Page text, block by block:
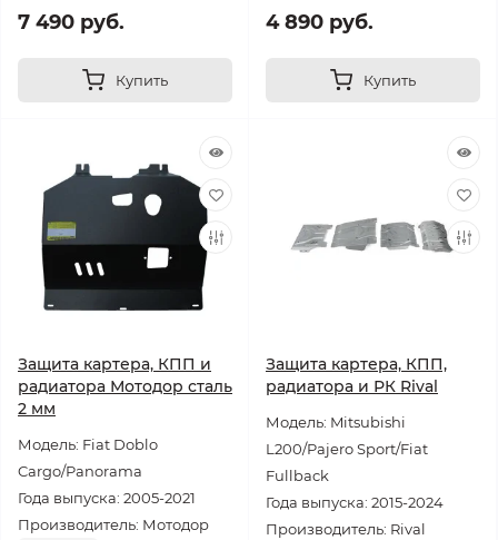
7 490 руб.
Купить
4 890 руб.
Купить
Защита картера, КПП и
радиатора Мотодор сталь
2 мм
Модель: Fiat Doblo
Cargo/Panorama
Года выпуска: 2005-2021
Производитель: Мотодор
Защита картера, КПП,
радиатора и РК Rival
Модель: Mitsubishi
L200/Pajero Sport/Fiat
Fullback
Года выпуска: 2015-2024
Производитель: Rival